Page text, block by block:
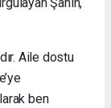
Aile dostu
ben